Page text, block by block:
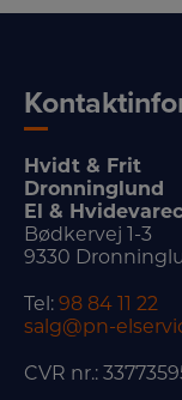
Hvidt & Frit
Dronninglund
El &
Bødkervej 1-3
9330
Tel: 98 84 11 22
salg@pn-
CVR nr.: